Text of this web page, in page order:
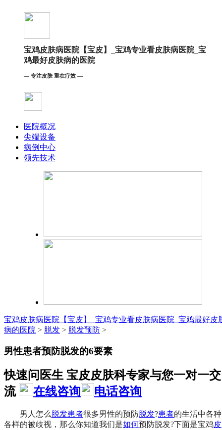
宝鸡皮肤病医院【宝皮】_宝鸡专业看皮肤病医院_宝
鸡最好皮肤病的医院
— 专注皮肤 重在疗效 —
医院概况
尖端设备
病例中心
领先技术
宝鸡皮肤病医院【宝皮】_宝鸡专业看皮肤病医院_宝鸡最好皮
病的医院 > 脱发 > 脱发预防 >
男性患者预防脱发的6要素
快速问医生 宝皮皮肤科专家与您一对一交
流
在线咨询 电话咨询
男人怎么脱发患者很多男性的预防脱发?患者的生活中各种
各样的被歧视，那么你知道我们是如何预防脱发?下面是宝鸡皮